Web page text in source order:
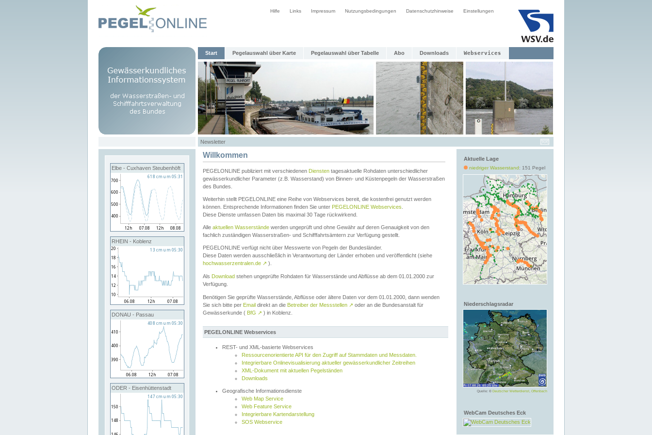
Hilfe Links Impressum Nutzungsbedingungen Datenschutzhinweise Einstellungen
Start Pegelauswahl über Karte Pegelauswahl über Tabelle Abo Downloads Webservices
Newsletter
Elbe - Cuxhaven Steubenhöft
RHEIN - Koblenz
DONAU - Passau
ODER - Eisenhüttenstadt
Aktuelle Lage
niedriger Wasserstand: 151 Pegel
Niederschlagsradar
Quelle: © Deutscher Wetterdienst, Offenbach
WebCam Deutsches Eck
Willkommen
PEGELONLINE publiziert mit verschiedenen Diensten tagesaktuelle Rohdaten unterschiedlicher
gewässerkundlicher Parameter (z.B. Wasserstand) von Binnen- und Küstenpegeln der Wasserstraßen
des Bundes.
Weiterhin stellt PEGELONLINE eine Reihe von Webservices bereit, die kostenfrei genutzt werden
können. Entsprechende Informationen finden Sie unter PEGELONLINE Webservices
Diese Dienste umfassen Daten bis maximal 30 Tage rückwirkend.
Alle aktuellen Wasserstände werden ungeprüft und ohne Gewähr auf deren Genauigkeit von den
fachlich zuständigen Wasserstraßen- und Schifffahrtsämtern zur Verfügung gestellt.
PEGELONLINE verfügt nicht über Messwerte von Pegeln der Bundesländer.
Diese Daten werden ausschließlich in Verantwortung der Länder erhoben und veröffentlicht (siehe
hochwasserzentralen.de ↗ ).
Als Download stehen ungeprüfte Rohdaten für Wasserstände und Abflüsse ab dem 01.01.2000 zur
Verfügung.
Benötigen Sie geprüfte Wasserstände, Abflüsse oder ältere Daten vor dem 01.01.2000, dann wenden
Sie sich bitte per Email direkt an die Betreiber der Messstellen ↗ oder an die Bundesanstalt für
Gewässerkunde ( BfG ↗ ) in Koblenz.
PEGELONLINE Webservices
REST- und XML-basierte Webservices
Ressourcenorientierte API für den Zugriff auf Stammdaten und Messdaten.
Integrierbare Onlinevisualisierung aktueller gewässerkundlicher Zeitreihen
XML-Dokument mit aktuellen Pegelständen
Downloads
Geografische Informationsdienste
Web Map Service
Web Feature Service
Integrierbare Kartendarstellung
SOS Webservice